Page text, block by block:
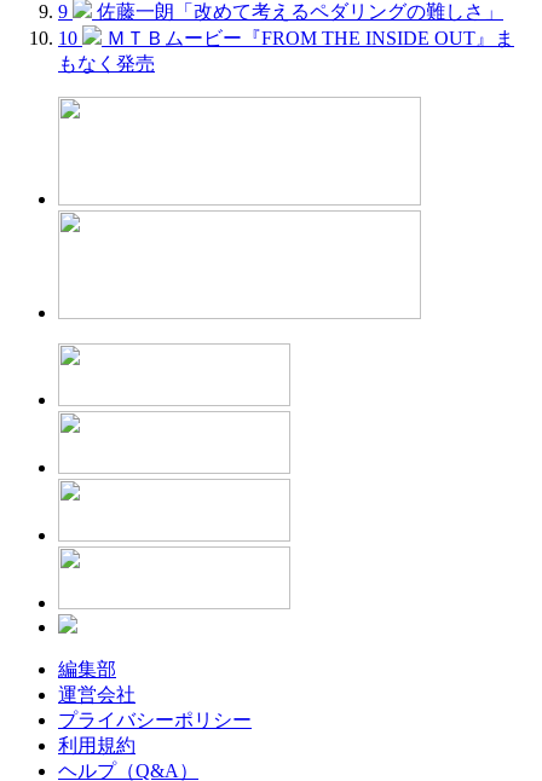
9
佐藤一朗「改めて考えるペダリングの難しさ」
10
ＭＴＢムービー『FROM THE INSIDE OUT』ま
もなく発売
編集部
運営会社
プライバシーポリシー
利用規約
ヘルプ（Q&A）